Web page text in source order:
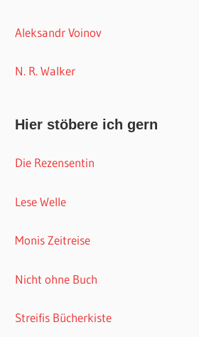
Aleksandr Voinov
N. R. Walker
Hier stöbere ich gern
Die Rezensentin
Lese Welle
Monis Zeitreise
Nicht ohne Buch
Streifis Bücherkiste